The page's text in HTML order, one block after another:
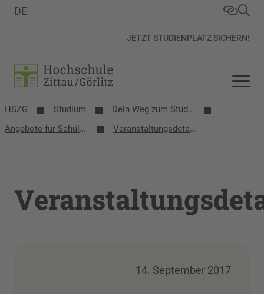
JETZT STUDIENPLATZ SICHERN!
DE
HSZG Studium
Dein Weg zum Studium
Angebote für Schülerinnen, Schüler und Schulen
Veranstaltungsdetails
14. September 2017